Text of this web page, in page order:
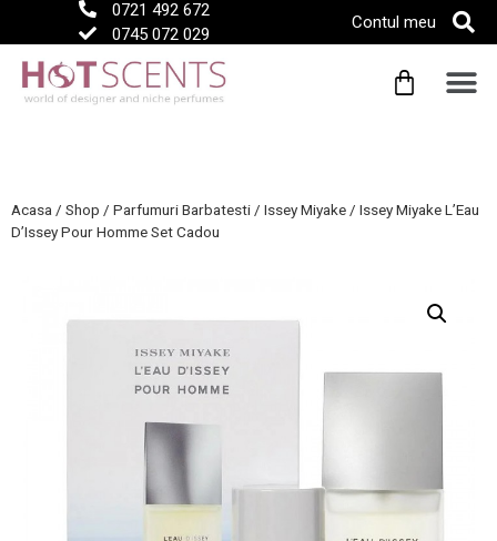
0721 492 672
0745 072 029
Contul meu
Acasa / Shop / Parfumuri Barbatesti / Issey Miyake / Issey Miyake L’Eau
D’Issey Pour Homme Set Cadou